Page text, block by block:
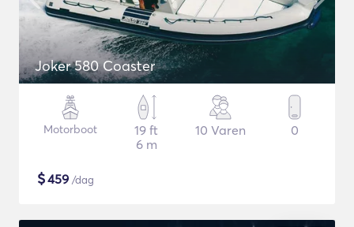
Joker 580 Coaster
Motorboot
19 ft
6 m
10 Varen 0
$459 /dag